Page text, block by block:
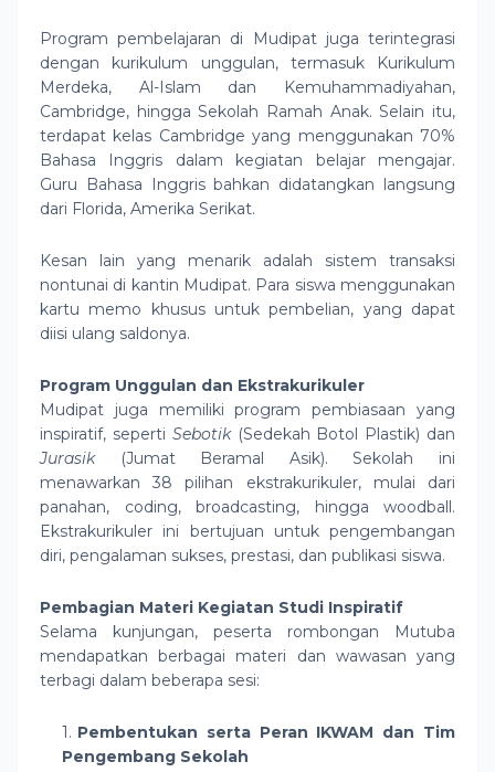
Program pembelajaran di Mudipat juga terintegrasi
dengan kurikulum unggulan, termasuk Kurikulum
Merdeka, Al-Islam dan Kemuhammadiyahan,
Cambridge, hingga Sekolah Ramah Anak. Selain itu,
terdapat kelas Cambridge yang menggunakan 70%
Bahasa Inggris dalam kegiatan belajar mengajar.
Guru Bahasa Inggris bahkan didatangkan langsung
dari Florida, Amerika Serikat.
Kesan lain yang menarik adalah sistem transaksi
nontunai di kantin Mudipat. Para siswa menggunakan
kartu memo khusus untuk pembelian, yang dapat
diisi ulang saldonya.
Program Unggulan dan Ekstrakurikuler
Mudipat juga memiliki program pembiasaan yang
inspiratif, seperti Sebotik(Sedekah Botol Plastik) dan
Jurasik(Jumat Beramal Asik). Sekolah ini
menawarkan 38 pilihan ekstrakurikuler, mulai dari
panahan, coding, broadcasting, hingga woodball.
Ekstrakurikuler ini bertujuan untuk pengembangan
diri, pengalaman sukses, prestasi, dan publikasi siswa.
Pembagian Materi Kegiatan Studi Inspiratif
Selama kunjungan, peserta rombongan Mutuba
mendapatkan berbagai materi dan wawasan yang
terbagi dalam beberapa sesi:
Pembentukan serta Peran IKWAM dan Tim
Pengembang Sekolah